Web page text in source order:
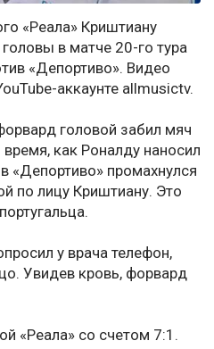
«Реала» Криштиану
в матче 20-го тура
«Депортиво». Видео
аккаунте allmusictv.
головой забил мяч
как Роналду наносил
«Депортиво» промахнулся
по лицу Криштиану. Это
у врача телефон,
Увидев кровь, форвард
«Реала» со счетом 7:1.